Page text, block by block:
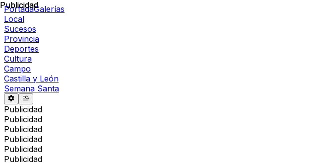
PortadaGalerías
Local
Sucesos
Provincia
Deportes
Cultura
Campo
Castilla y León
Semana Santa
Publicidad
Publicidad
Publicidad
Publicidad
Publicidad
Publicidad
Publicidad
Publicidad